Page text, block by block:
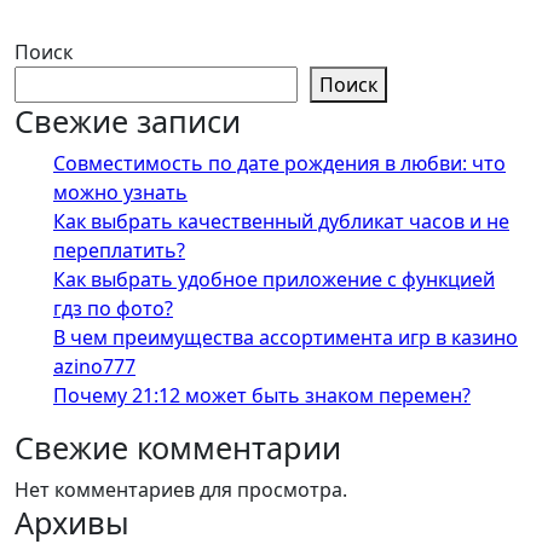
Поиск
Поиск
Свежие записи
Совместимость по дате рождения в любви: что
можно узнать
Как выбрать качественный дубликат часов и не
переплатить?
Как выбрать удобное приложение с функцией
гдз по фото?
В чем преимущества ассортимента игр в казино
azino777
Почему 21:12 может быть знаком перемен?
Свежие комментарии
Нет комментариев для просмотра.
Архивы